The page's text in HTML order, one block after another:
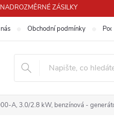
ZÁSILKY
Obchodní podmínky
A, 3.0/2.8 kW, benzínová -